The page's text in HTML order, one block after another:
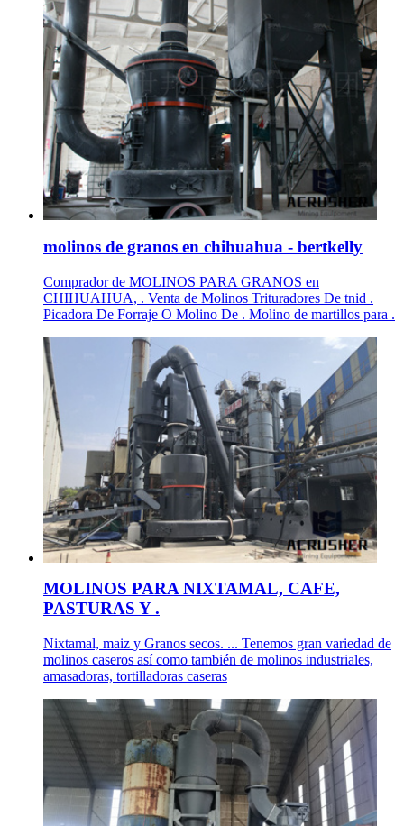
molinos de granos en chihuahua - bertkelly
Comprador de MOLINOS PARA GRANOS en
CHIHUAHUA, . Venta de Molinos Trituradores De tnid .
Picadora De Forraje O Molino De . Molino de martillos para .
MOLINOS PARA NIXTAMAL, CAFE,
PASTURAS Y .
Nixtamal, maiz y Granos secos. ... Tenemos gran variedad de
molinos caseros así como también de molinos industriales,
amasadoras, tortilladoras caseras